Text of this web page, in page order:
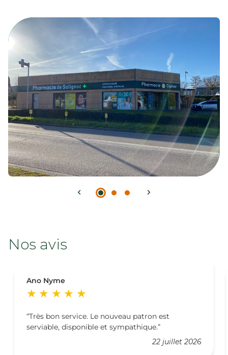
Nos avis
Ano Nyme
22 juillet 2026
Très bon service. Le nouveau patron est
serviable, disponible et sympathique.